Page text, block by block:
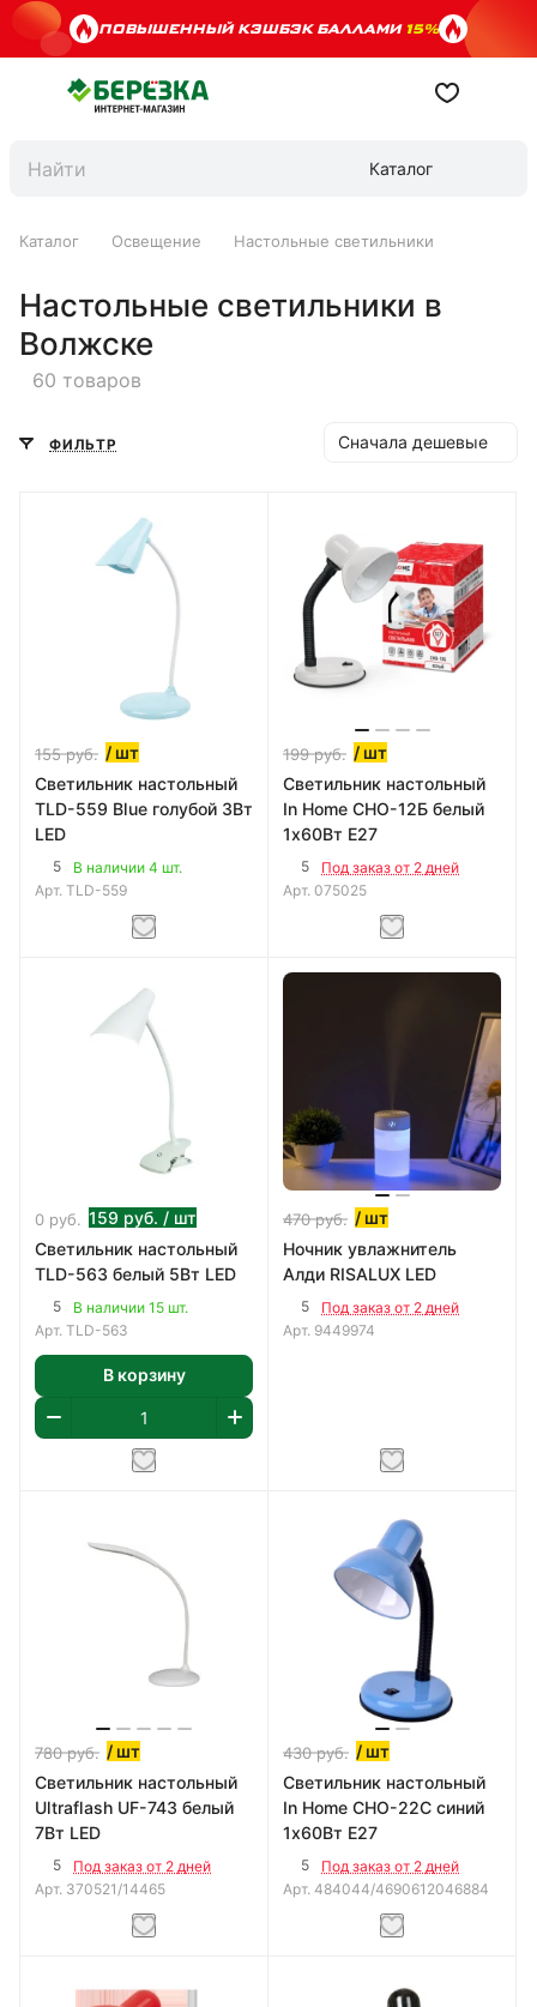
ПОВЫШЕННЫЙ КЭШБЭК БАЛЛАМИ15%
Каталог
Каталог Освещение Настольные светильники
Настольные светильники в
Волжске
60 товаров
ФИЛЬТР Сначала дешевые
155руб. / шт
Светильник настольный
TLD-559 Blue голубой 3Вт
LED
5
В наличии 4 шт.
Арт. TLD-559
199руб. / шт
Светильник настольный
In Home CHO-12Б белый
1х60Вт E27
5
Под заказ от 2 дней
Арт. 075025
0 руб. 159 руб. / шт
Светильник настольный
TLD-563 белый 5Вт LED
5
В наличии 15 шт.
Арт. TLD-563
В корзину
470руб. / шт
Ночник увлажнитель
Алди RISALUX LED
5
Под заказ от 2 дней
Арт. 9449974
780руб. / шт
Светильник настольный
Ultraflash UF-743 белый
7Вт LED
5
Под заказ от 2 дней
Арт. 370521/14465
430руб. / шт
Светильник настольный
In Home CHO-22С синий
1х60Вт E27
5
Под заказ от 2 дней
Арт. 484044/4690612046884